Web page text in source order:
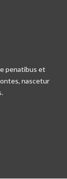
penatibus et
nascetur